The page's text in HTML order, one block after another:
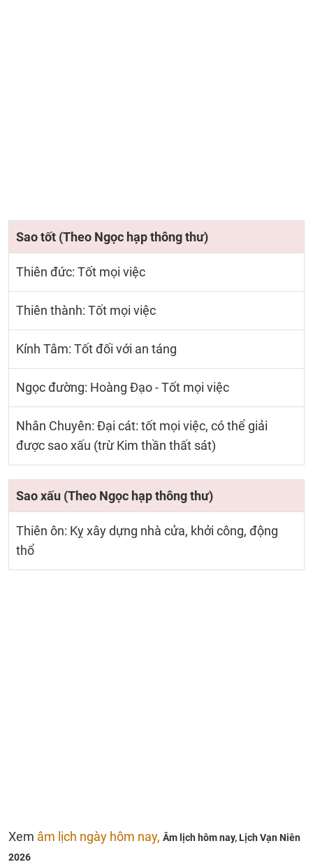
Sao tốt (Theo Ngọc hạp thông thư)
Thiên đức: Tốt mọi việc
Thiên thành: Tốt mọi việc
Kính Tâm: Tốt đối với an táng
Ngọc đường: Hoàng Đạo - Tốt mọi việc
Nhân Chuyên: Đại cát: tốt mọi việc, có thể giải
được sao xấu (trừ Kim thần thất sát)
Sao xấu (Theo Ngọc hạp thông thư)
Thiên ôn: Kỵ xây dựng nhà cửa, khởi công, động
thổ
Xem âm lịch ngày hôm nay, Âm lịch hôm nay, Lịch Vạn Niên
2026